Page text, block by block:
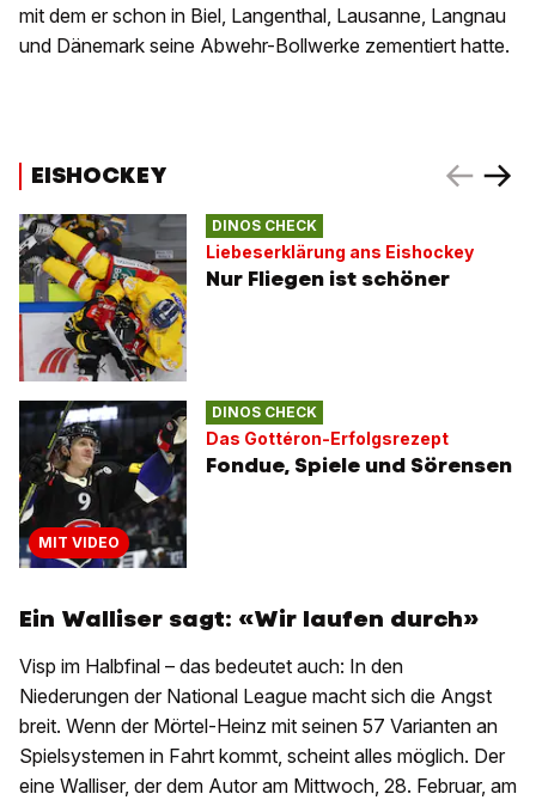
mit dem er schon in Biel, Langenthal, Lausanne, Langnau
und Dänemark seine Abwehr-Bollwerke zementiert hatte.
EISHOCKEY
DINOS CHECK
Liebeserklärung ans Eishockey
Nur Fliegen ist schöner
MIT VIDEO
DINOS CHECK
Das Gottéron-Erfolgsrezept
Fondue, Spiele und Sörensen
Ein Walliser sagt: «Wir laufen durch»
Visp im Halbfinal – das bedeutet auch: In den
Niederungen der National League macht sich die Angst
breit. Wenn der Mörtel-Heinz mit seinen 57 Varianten an
Spielsystemen in Fahrt kommt, scheint alles möglich. Der
eine Walliser, der dem Autor am Mittwoch, 28. Februar, am